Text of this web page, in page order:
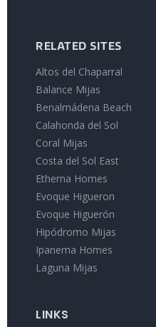
RELATED SITES
Altos del Chaparral
Balance Mijas
Benalmádena Beach
Calahonda del Sol
Coral Mijas
Costa del Sol East
Etherna Homes
Evoque Higueron
Evoque Higuerón
Hipódromo Mijas
Ipanema Homes
Laguna Mijas
LINKS